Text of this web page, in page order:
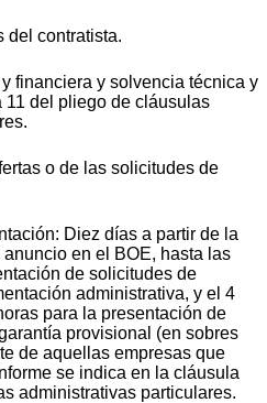
del contratista.
financiera y solvencia técnica y
11 del pliego de cláusulas
o de las solicitudes de
Diez días a partir de la
en el BOE, hasta las
de solicitudes de
administrativa, y el 4
para la presentación de
provisional (en sobres
de aquellas empresas que
se indica en la cláusula
administrativas particulares.